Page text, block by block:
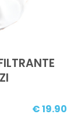
€19.90